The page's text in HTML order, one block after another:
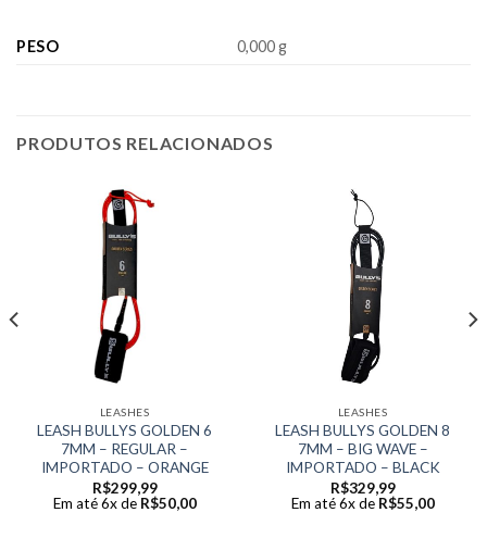
PESO 0,000 g
PRODUTOS RELACIONADOS
LEASHES
LEASH BULLYS GOLDEN 6
7MM – REGULAR –
IMPORTADO – ORANGE
R$299,99
Em até 6x de R$50,00
LEASHES
LEASH BULLYS GOLDEN 8
7MM – BIG WAVE –
IMPORTADO – BLACK
R$329,99
Em até 6x de R$55,00